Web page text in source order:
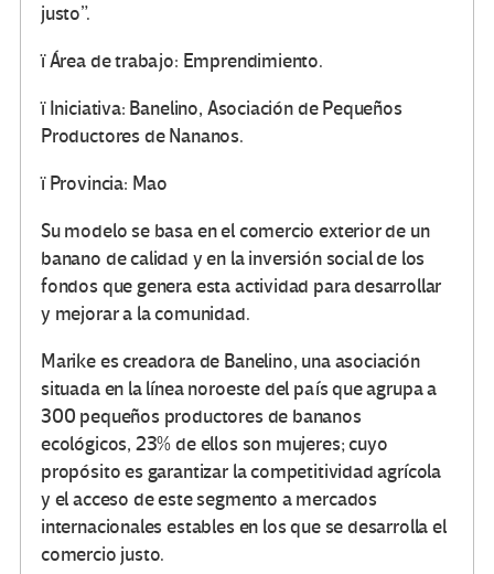
justo”.
ï Área de trabajo: Emprendimiento.
ï Iniciativa: Banelino, Asociación de Pequeños
Productores de Nananos.
ï Provincia: Mao
Su modelo se basa en el comercio exterior de un
banano de calidad y en la inversión social de los
fondos que genera esta actividad para desarrollar
y mejorar a la comunidad.
Marike es creadora de Banelino, una asociación
situada en la línea noroeste del país que agrupa a
300 pequeños productores de bananos
ecológicos, 23% de ellos son mujeres; cuyo
propósito es garantizar la competitividad agrícola
y el acceso de este segmento a mercados
internacionales estables en los que se desarrolla el
comercio justo.